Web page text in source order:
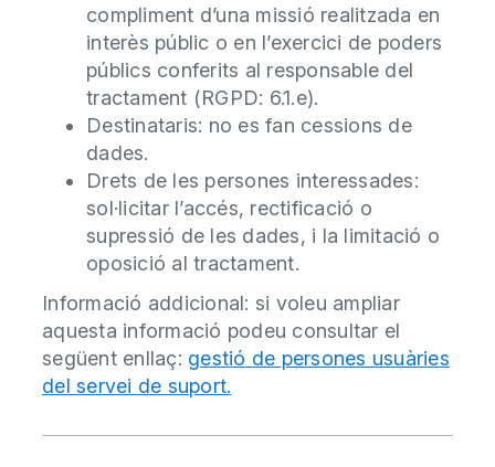
compliment d’una missió realitzada en
interès públic o en l’exercici de poders
públics conferits al responsable del
tractament (RGPD: 6.1.e).
Destinataris: no es fan cessions de
dades.
Drets de les persones interessades:
sol·licitar l’accés, rectificació o
supressió de les dades, i la limitació o
oposició al tractament.
Informació addicional: si voleu ampliar
aquesta informació podeu consultar el
següent enllaç: gestió de persones usuàries
del servei de suport.